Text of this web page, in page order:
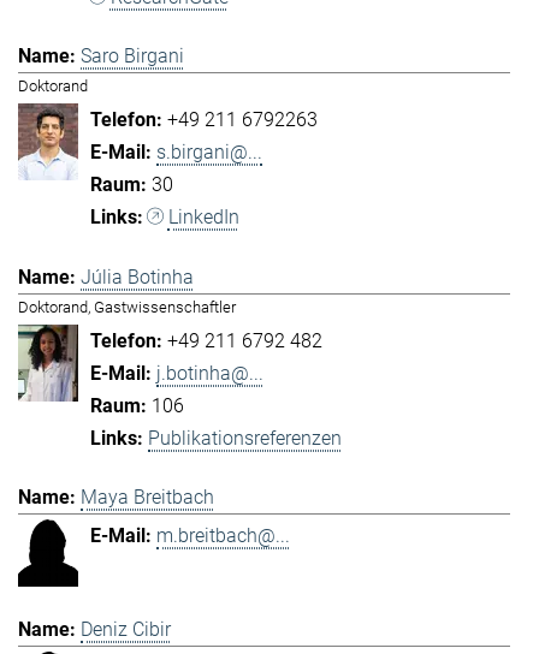
Saro Birgani
Doktorand
+49 211 6792263
s.birgani@...
30
LinkedIn
Júlia Botinha
Doktorand, Gastwissenschaftler
+49 211 6792 482
j.botinha@...
106
Publikationsreferenzen
Maya Breitbach
m.breitbach@...
Deniz Cibir